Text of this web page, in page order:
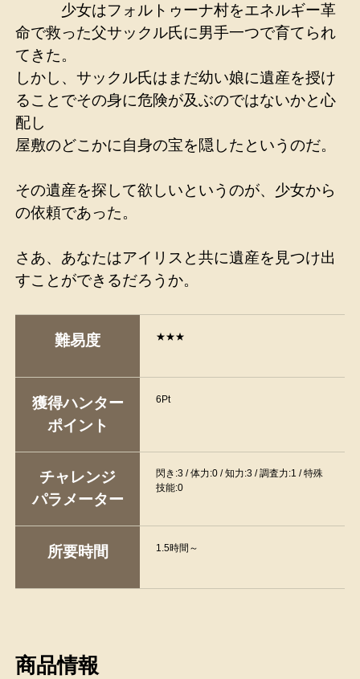
少女はフォルトゥーナ村をエネルギー革
命で救った父サックル氏に男手一つで育てられ
てきた。
しかし、サックル氏はまだ幼い娘に遺産を授け
ることでその身に危険が及ぶのではないかと心
配し
屋敷のどこかに自身の宝を隠したというのだ。
その遺産を探して欲しいというのが、少女から
の依頼であった。
さあ、あなたはアイリスと共に遺産を見つけ出
すことができるだろうか。
難易度 ★★★
獲得ハンター
ポイント
6Pt
チャレンジ
パラメーター
閃き:3 / 体力:0 / 知力:3 / 調査力:1 / 特殊
技能:0
所要時間 1.5時間～
商品情報